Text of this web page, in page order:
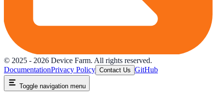
© 2025 - 2026 Device Farm. All rights reserved.
DocumentationPrivacy Policy Contact Us GitHub
Toggle navigation menu